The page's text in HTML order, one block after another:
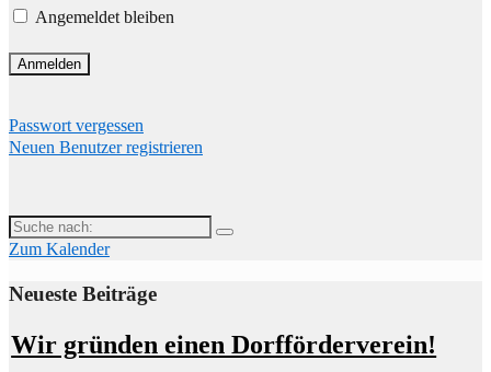
Angemeldet bleiben
Passwort vergessen
Neuen Benutzer registrieren
Suche
nach:
Zum Kalender
Neueste Beiträge
Wir gründen einen Dorfförderverein!